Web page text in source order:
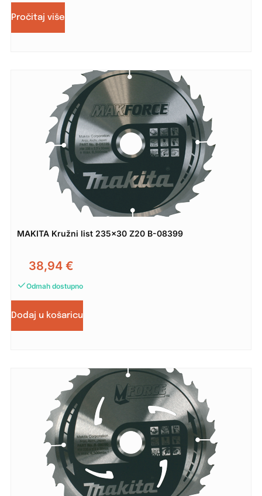
Pročitaj više
MAKITA Kružni list 235×30 Z20 B-08399
38,94 €
Odmah dostupno
Dodaj u košaricu